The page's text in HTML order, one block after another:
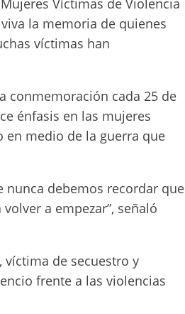
Víctimas de Violencia
la memoria de quienes
víctimas han
conmemoración cada 25 de
énfasis en las mujeres
medio de la guerra que
nunca debemos recordar que
a empezar”, señaló
víctima de secuestro y
frente a las violencias